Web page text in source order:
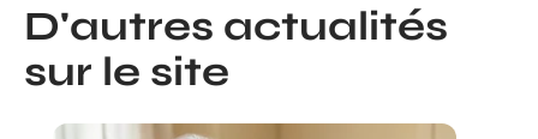
D'autres actualités
sur le site